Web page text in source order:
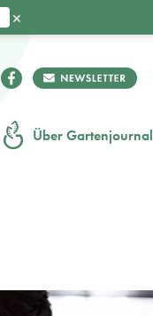
Über Gartenjournal
×